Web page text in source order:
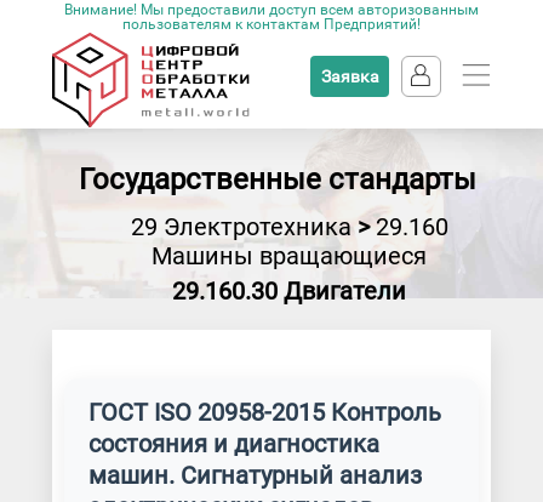
Внимание! Мы предоставили доступ всем авторизованным
пользователям к контактам Предприятий!
Заявка
Государственные стандарты
29 Электротехника>29.160
Машины вращающиеся
29.160.30 Двигатели
ГОСТ ISO 20958-2015 Контроль
состояния и диагностика
машин. Сигнатурный анализ